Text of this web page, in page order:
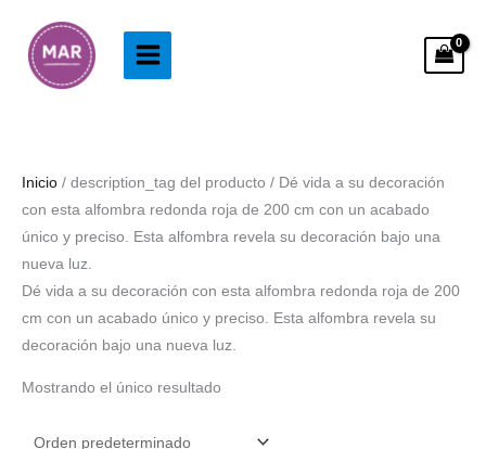
contenido
Inicio / description_tag del producto / Dé vida a su decoración
con esta alfombra redonda roja de 200 cm con un acabado
único y preciso. Esta alfombra revela su decoración bajo una
nueva luz.
Dé vida a su decoración con esta alfombra redonda roja de 200
cm con un acabado único y preciso. Esta alfombra revela su
decoración bajo una nueva luz.
Mostrando el único resultado